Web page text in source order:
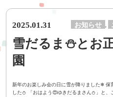
2025.01.31 お知らせ ,
雪だるま⛄とお
園
新年のお楽しみ会の日に雪が降りました❄ 保
した⛄ 「おはよう😍ゆきだるまさん⛄」と、